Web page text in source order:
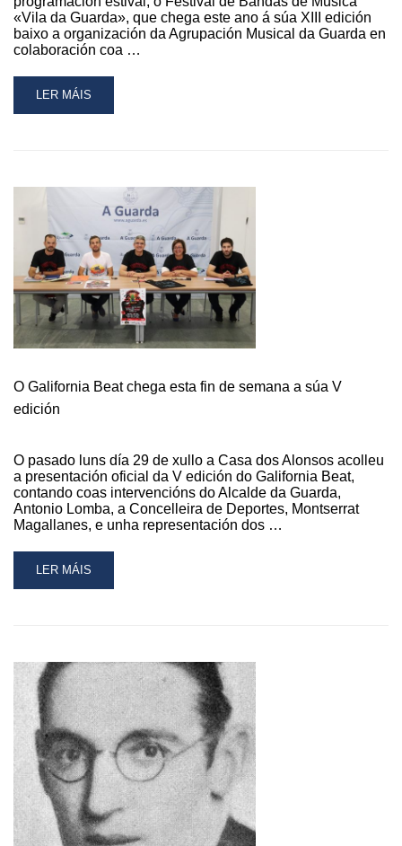
«Vila da Guarda», que chega este ano á súa XIII edición
baixo a organización da Agrupación Musical da Guarda en
colaboración coa …
READ
MORE
FESTIVAL
DE
BANDAS
DE
MÚSICA
«VILA
DA
LER MÁIS
O Galifornia Beat chega esta fin de semana a súa V
edición
O pasado luns día 29 de xullo a Casa dos Alonsos acolleu
a presentación oficial da V edición do Galifornia Beat,
contando coas intervencións do Alcalde da Guarda,
Antonio Lomba, a Concelleira de Deportes, Montserrat
Magallanes, e unha representación dos …
READ
MORE
CHEGA
ESTA
FIN
DE
SEMANA
A
SÚA
EDICIÓN
LER MÁIS